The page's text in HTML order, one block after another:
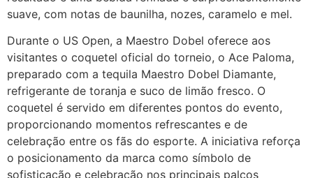
suave, com notas de baunilha, nozes, caramelo e mel.
Durante o US Open, a Maestro Dobel oferece aos
visitantes o coquetel oficial do torneio, o Ace Paloma,
preparado com a tequila Maestro Dobel Diamante,
refrigerante de toranja e suco de limão fresco. O
coquetel é servido em diferentes pontos do evento,
proporcionando momentos refrescantes e de
celebração entre os fãs do esporte. A iniciativa reforça
o posicionamento da marca como símbolo de
sofisticação e celebração nos principais palcos